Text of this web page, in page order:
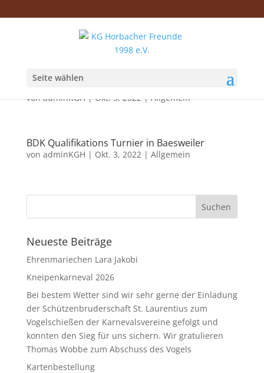
Seite wählen
vonadminKGH|Okt. 3, 2022|Allgemein
BDK Qualifikations Turnier in Baesweiler
von adminKGH | Okt. 3, 2022| Allgemein
Neueste Beiträge
Ehrenmariechen Lara Jakobi
Kneipenkarneval 2026
Bei bestem Wetter sind wir sehr gerne der Einladung
der Schützenbruderschaft St. Laurentius zum
Vogelschießen der Karnevalsvereine gefolgt und
konnten den Sieg für uns sichern. Wir gratulieren
Thomas Wobbe zum Abschuss des Vogels
Kartenbestellung